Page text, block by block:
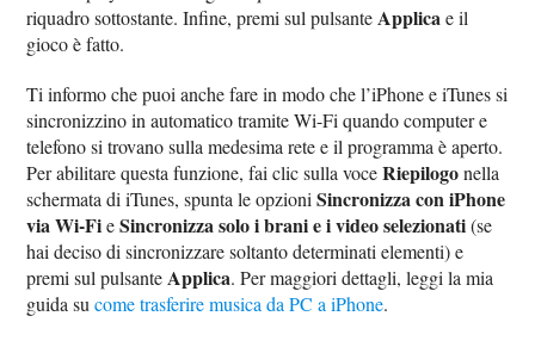
riquadro sottostante. Infine, premi sul pulsanteApplicae il
gioco è fatto.
Ti informo che puoi anche fare in modo che l’iPhone e iTunes si
sincronizzino in automatico tramite Wi-Fi quando computer e
telefono si trovano sulla medesima rete e il programma è aperto.
Per abilitare questa funzione, fai clic sulla voceRiepilogonella
schermata di iTunes, spunta le opzioniSincronizza con iPhone
via Wi-FieSincronizza solo i brani e i video selezionati(se
hai deciso di sincronizzare soltanto determinati elementi) e
premi sul pulsanteApplica. Per maggiori dettagli, leggi la mia
guida sucome trasferire musica da PC a iPhone.